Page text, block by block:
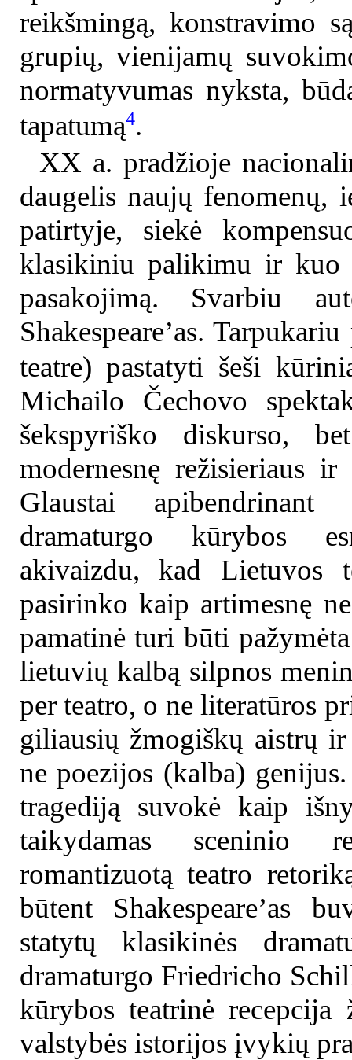
reikšmingą, konstravimo
grupių, vienijamų
normatyvumas nyksta,
tapatumą4.
XX a. pradžioje
daugelis naujų fenomenų,
patirtyje, siekė
klasikiniu palikimu ir kuo
pasakojimą. Svarbiu
Shakespeare’as.
teatre) pastatyti šeši
Michailo Čechovo
šekspyriško diskurso,
modernesnę režisieriaus
Glaustai apibendrinant
dramaturgo kūrybos
akivaizdu, kad Lietuvos
pasirinko kaip artimesnę
pamatinė turi būti
lietuvių kalbą silpnos
per teatro, o ne literatūros
giliausių žmogiškų aistrų
ne poezijos (kalba)
tragediją suvokė kaip
taikydamas sceninio
romantizuotą teatro
būtent Shakespeare’as
statytų klasikinės
dramaturgo Friedricho
kūrybos teatrinė
valstybės istorijos įvykių